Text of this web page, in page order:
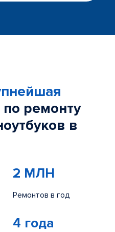
по ремонту
в
2 МЛН
Ремонтов в год
4 года